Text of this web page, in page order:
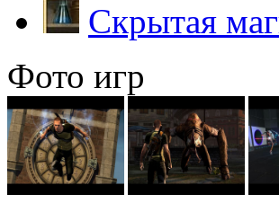
Скрытая
Фото игр